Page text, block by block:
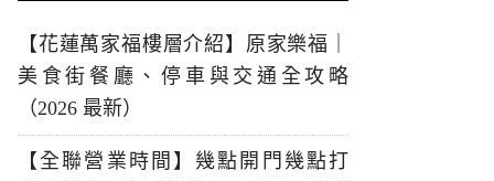
【花蓮萬家福樓層介紹】原家樂福｜
美食街餐廳、停車與交通全攻略
（2026 最新）
【全聯營業時間】幾點開門幾點打